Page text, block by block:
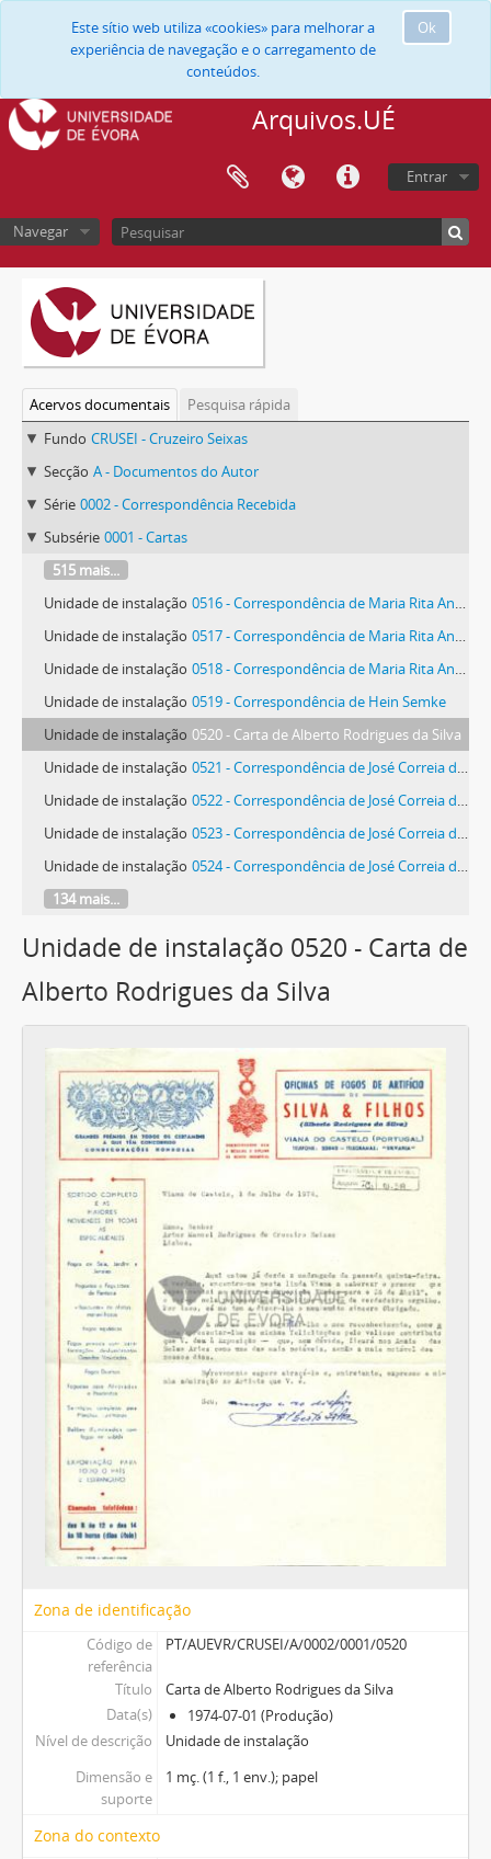
Ok
Este sítio web utiliza «cookies» para melhorar a
experiência de navegação e o carregamento de
conteúdos.
Arquivos.UÉ
Entrar
Navegar
Acervos documentais
Pesquisa rápida
Fundo CRUSEI - Cruzeiro Seixas
Secção A - Documentos do Autor
Série 0002 - Correspondência Recebida
Subsérie 0001 - Cartas
515 mais...
Unidade de instalação 0516 - Correspondência de Maria Rita Andrea de Figueiredo Rodrigues Seixas
Unidade de instalação 0517 - Correspondência de Maria Rita Andrea de Figueiredo Rodrigues Seixas
Unidade de instalação 0518 - Correspondência de Maria Rita Andrea de Figueiredo Rodrigues Seixas
Unidade de instalação 0519 - Correspondência de Hein Semke
Unidade de instalação 0520 - Carta de Alberto Rodrigues da Silva
Unidade de instalação 0521 - Correspondência de José Correia da Silva
Unidade de instalação 0522 - Correspondência de José Correia da Silva
Unidade de instalação 0523 - Correspondência de José Correia da Silva
Unidade de instalação 0524 - Correspondência de José Correia da Silva
134 mais...
Unidade de instalação 0520 - Carta de
Alberto Rodrigues da Silva
Zona de identificação
Código de
referência
PT/AUEVR/CRUSEI/A/0002/0001/0520
Título
Carta de Alberto Rodrigues da Silva
Data(s)
1974-07-01 (Produção)
Nível de descrição
Unidade de instalação
Dimensão e
suporte
1 mç. (1 f., 1 env.); papel
Zona do contexto